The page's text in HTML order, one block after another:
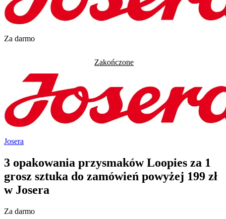
Za darmo
Zakończone
Josera
3 opakowania przysmaków Loopies za 1
grosz sztuka do zamówień powyżej 199 zł
w Josera
Za darmo